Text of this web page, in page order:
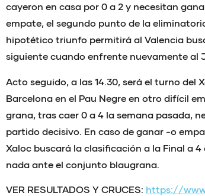
cayeron en casa por 0 a 2 y necesitan
empate, el segundo punto de la
hipotético triunfo permitirá al Valencia
siguiente cuando enfrente nuevamente al
Acto seguido, a las 14.30, será el turno del
Barcelona en el Pau Negre en otro difícil
grana, tras caer 0 a 4 la semana pasada,
partido decisivo. En caso de ganar -o
Xaloc buscará la clasificación a la Final a
nada ante el conjunto blaugrana.
VER RESULTADOS Y CRUCES: https://